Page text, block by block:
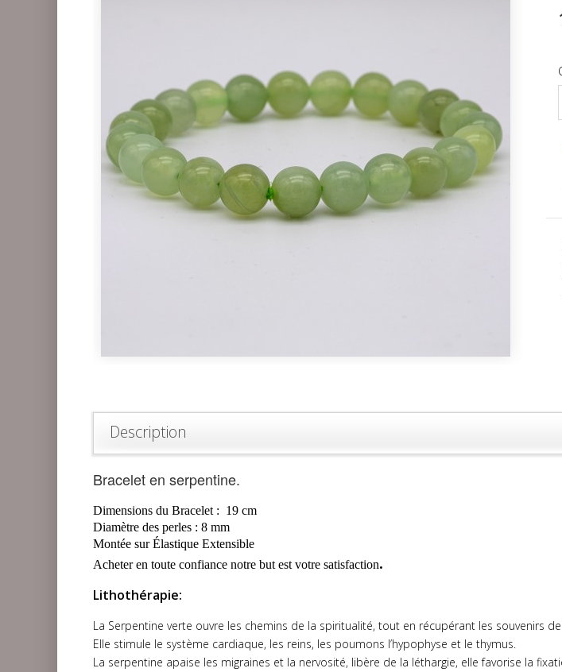
Description
Bracelet en serpentine.
Dimensions du Bracelet : 19 cm
Diamètre des perles : 8 mm
Montée sur Élastique Extensible
Acheter en toute confiance notre but est votre satisfaction.
Lithothérapie:
La Serpentine verte ouvre les chemins de la spiritualité, tout en récupérant les souvenirs
Elle stimule le système cardiaque, les reins, les poumons l’hypophyse et le thymus.
La serpentine apaise les migraines et la nervosité, libère de la léthargie, elle favorise la